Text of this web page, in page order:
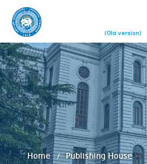
(Old version)
Home Publishing House